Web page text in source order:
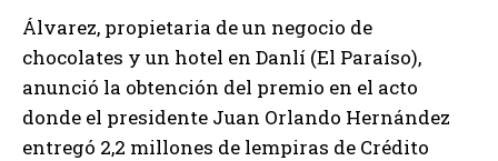
Álvarez, propietaria de un negocio de
chocolates y un hotel en Danlí (El Paraíso),
anunció la obtención del premio en el acto
donde el presidente Juan Orlando Hernández
entregó 2,2 millones de lempiras de Crédito